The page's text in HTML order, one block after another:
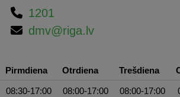
1201
dmv@riga.lv
Pirmdiena Otrdiena Trešdiena
08:30-17:00 08:00-17:00 08:00-17:00